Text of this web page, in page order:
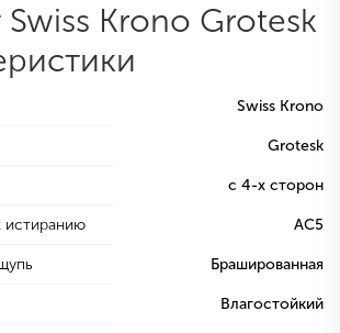
Krono Grotesk
Swiss Krono
Grotesk
с 4-х сторон
истиранию AC5
Брашированная
Влагостойкий